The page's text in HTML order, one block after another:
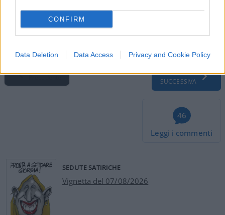
CONFIRM
Data Deletion Data Access Privacy and Cookie Policy
#FASE DUE #LIBERTÀ
#LOCKDOWN
Precedente
PAGINA
SUCCESSIVA
46
Leggi i commenti
SEDUTE SATIRICHE
Vignetta del 07/08/2026